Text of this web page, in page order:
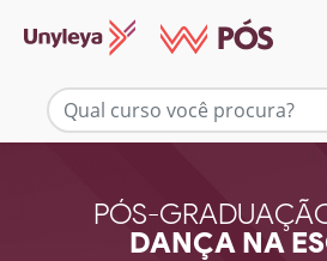
PÓS-
DANÇA NA
Mais